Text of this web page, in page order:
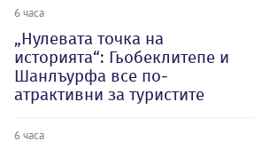
6 часа
„Нулевата точка на
историята“: Гьобеклитепе и
Шанлъурфа все по-
атрактивни за туристите
6 часа